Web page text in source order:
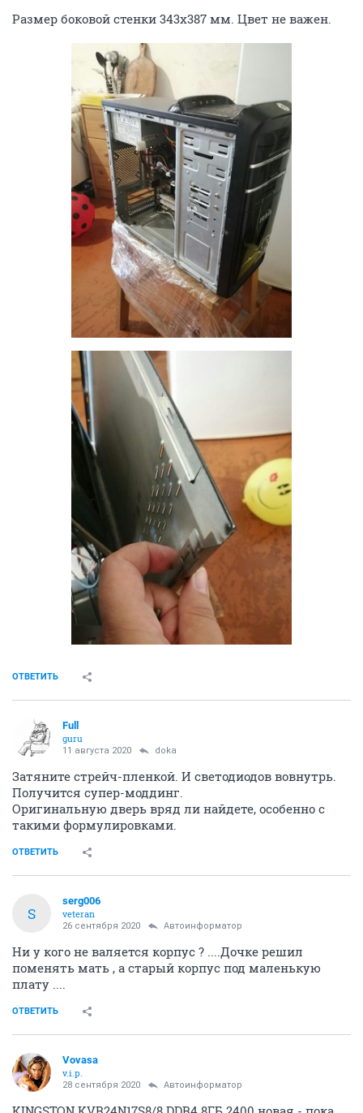
Размер боковой стенки 343х387 мм. Цвет не важен.
ОТВЕТИТЬ
Full
guru
11 августа 2020 doka
Затяните стрейч-пленкой. И светодиодов вовнутрь.
Получится супер-моддинг.
Оригинальную дверь вряд ли найдете, особенно с
такими формулировками.
ОТВЕТИТЬ
S
serg006
veteran
26 сентября 2020 Автоинформатор
Ни у кого не валяется корпус ? ....Дочке решил
поменять мать , а старый корпус под маленькую
плату ....
ОТВЕТИТЬ
Vovasa
v.i.p.
28 сентября 2020 Автоинформатор